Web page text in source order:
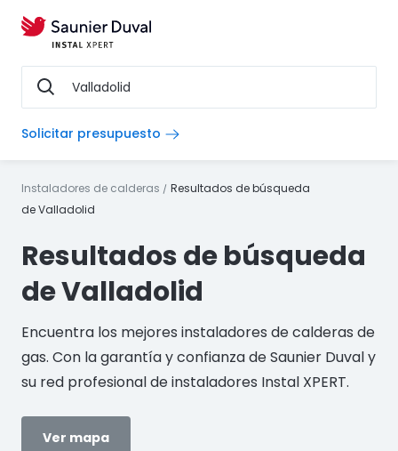
Solicitar presupuesto
Instaladores de calderas
Resultados de búsqueda
deValladolid
Resultados de búsqueda
deValladolid
Encuentra los mejores instaladores de calderas de
gas. Con la garantía y confianza de Saunier Duval y
su red profesional de instaladores Instal XPERT.
Ver mapa